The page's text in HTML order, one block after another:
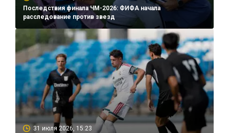
Последствия финала ЧМ-2026: ФИФА начала
расследование против звезд
31 июля 2026, 15:23